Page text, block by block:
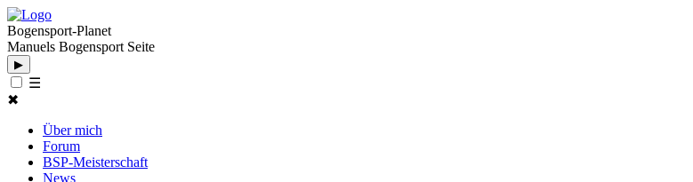
Bogensport-Planet
Manuels Bogensport Seite
▶
☰
✖
Über mich
Forum
BSP-Meisterschaft
News